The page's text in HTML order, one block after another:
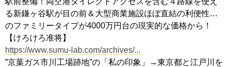
る新鎌ヶ谷駅が目の前＆大型商業施設ほぼ直結の利便性…
のファミリータイプが4000万円台の現実的な価格から！
【けろけろ准将】
https://www.sumu-lab.com/archives/...
”京葉ガス市川工場跡地”の「私の印象」→東京都と江戸川を